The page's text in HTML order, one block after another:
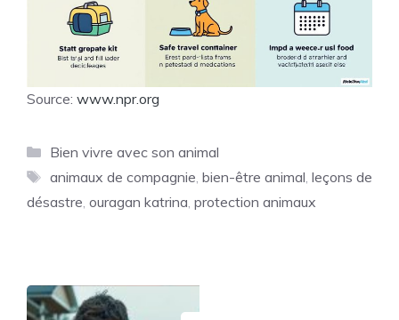
Source: www.npr.org
Catégories
Bien vivre avec son animal
Étiquettes
animaux de compagnie bien-être animal leçons de
désastre ouragan katrina protection animaux